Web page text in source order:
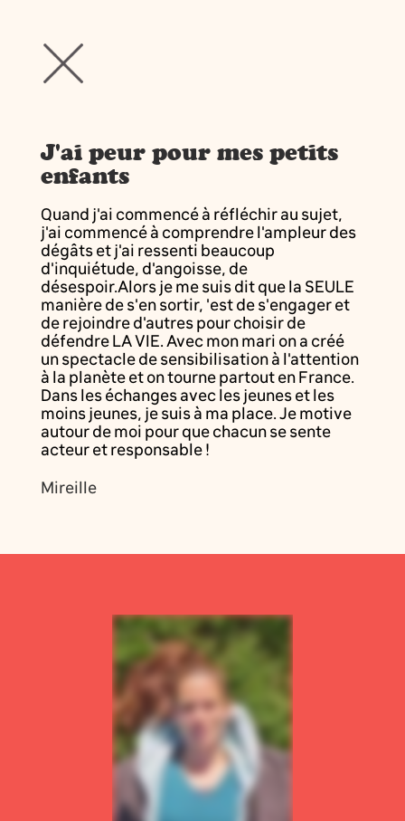
J'ai peur pour mes petits
enfants
Quand j'ai commencé à réfléchir au sujet,
j'ai commencé à comprendre l'ampleur des
dégâts et j'ai ressenti beaucoup
d'inquiétude, d'angoisse, de
désespoir.Alors je me suis dit que la SEULE
manière de s'en sortir, 'est de s'engager et
de rejoindre d'autres pour choisir de
défendre LA VIE. Avec mon mari on a créé
un spectacle de sensibilisation à l'attention
à la planète et on tourne partout en France.
Dans les échanges avec les jeunes et les
moins jeunes, je suis à ma place. Je motive
autour de moi pour que chacun se sente
acteur et responsable !
Mireille